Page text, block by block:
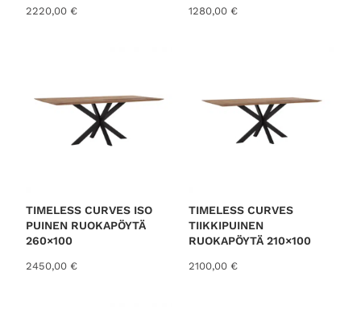
2220,00 € 1280,00 €
TIMELESS CURVES ISO
PUINEN RUOKAPÖYTÄ
260×100
2450,00 €
TIMELESS CURVES
TIIKKIPUINEN
RUOKAPÖYTÄ 210×100
2100,00 €